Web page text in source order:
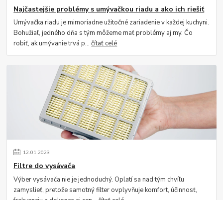
Najčastejšie problémy s umývačkou riadu a ako ich riešiť
Umývačka riadu je mimoriadne užitočné zariadenie v každej kuchyni.
Bohužiaľ, jedného dňa s tým môžeme mať problémy aj my. Čo
robiť, ak umývanie trvá p...čítať celé
12.01.2023
Filtre do vysávača
Výber vysávača nie je jednoduchý. Oplatí sa nad tým chvíľu
zamyslieť, pretože samotný filter ovplyvňuje komfort, účinnosť,